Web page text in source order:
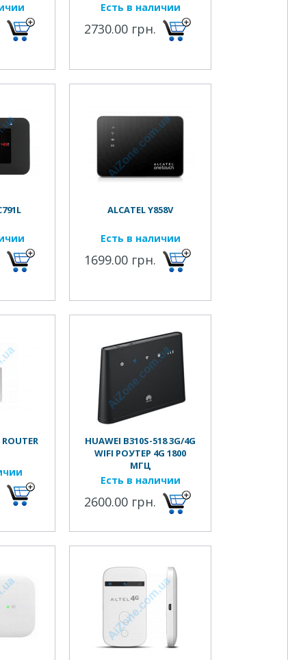
Есть в наличии
2730.00 грн.
ALCATEL Y858V
Есть в наличии
1699.00 грн.
HUAWEI B310S-518 3G/4G
WIFI РОУТЕР 4G 1800
МГЦ
Есть в наличии
2600.00 грн.